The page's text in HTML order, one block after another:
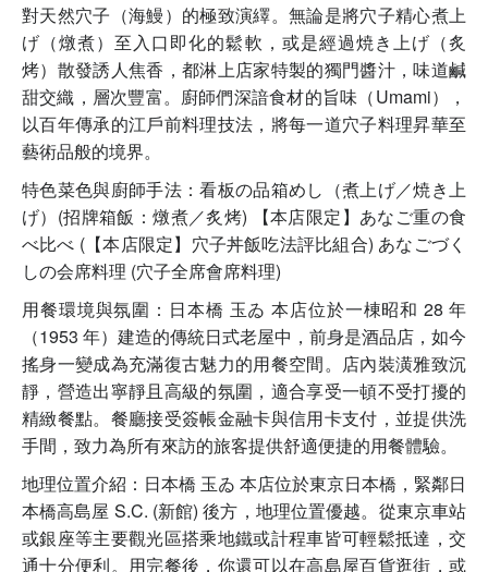
對天然穴子（海鰻）的極致演繹。無論是將穴子精心煮上
げ（燉煮）至入口即化的鬆軟，或是經過焼き上げ（炙
烤）散發誘人焦香，都淋上店家特製的獨門醬汁，味道鹹
甜交織，層次豐富。廚師們深諳食材的旨味（Umami），
以百年傳承的江戶前料理技法，將每一道穴子料理昇華至
藝術品般的境界。
特色菜色與廚師手法：看板の品箱めし（煮上げ／焼き上
げ）(招牌箱飯：燉煮／炙烤) 【本店限定】あなご重の食
べ比べ (【本店限定】穴子丼飯吃法評比組合) あなごづく
しの会席料理 (穴子全席會席料理)
用餐環境與氛圍：日本橋 玉ゐ 本店位於一棟昭和 28 年
（1953 年）建造的傳統日式老屋中，前身是酒品店，如今
搖身一變成為充滿復古魅力的用餐空間。店內裝潢雅致沉
靜，營造出寧靜且高級的氛圍，適合享受一頓不受打擾的
精緻餐點。餐廳接受簽帳金融卡與信用卡支付，並提供洗
手間，致力為所有來訪的旅客提供舒適便捷的用餐體驗。
地理位置介紹：日本橋 玉ゐ 本店位於東京日本橋，緊鄰日
本橋高島屋 S.C. (新館) 後方，地理位置優越。從東京車站
或銀座等主要觀光區搭乘地鐵或計程車皆可輕鬆抵達，交
通十分便利。用完餐後，你還可以在高島屋百貨逛街，或